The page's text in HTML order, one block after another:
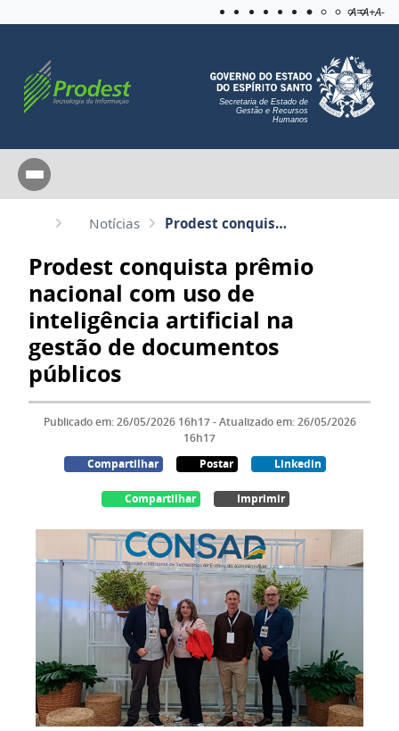
Aplicar
A=A+A-
Secretaria de Estado de
Gestão e Recursos
Humanos
Notícias Prodest conquista prêmio nacional com uso de inteligência artificial na gestão de documentos público...
Prodest conquista prêmio
nacional com uso de
inteligência artificial na
gestão de documentos
públicos
Publicado em: 26/05/2026 16h17 - Atualizado em: 26/05/2026
16h17
Compartilhar
Postar Linkedin
Compartilhar Imprimir